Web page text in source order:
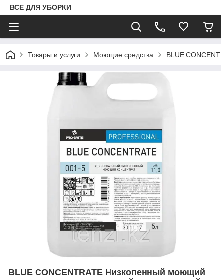
ВСЕ ДЛЯ УБОРКИ
Товары и услуги Моющие средства BLUE
BLUE CONCENTRATE Низкопенный моющий